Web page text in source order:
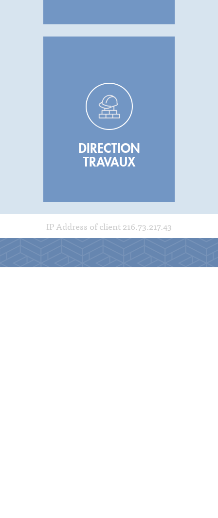
DIRECTION
TRAVAUX
IP Address of client 216.73.217.43